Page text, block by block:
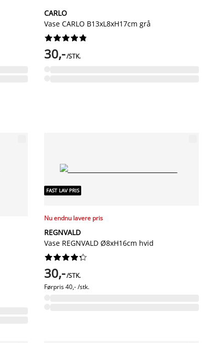
CARLO
Vase CARLO B13xL8xH17cm grå






30,-/STK.
FAST LAV PRIS
Nu endnu lavere pris
REGNVALD
Vase REGNVALD Ø8xH16cm hvid






30,-/STK.
Førpris40,- /stk.